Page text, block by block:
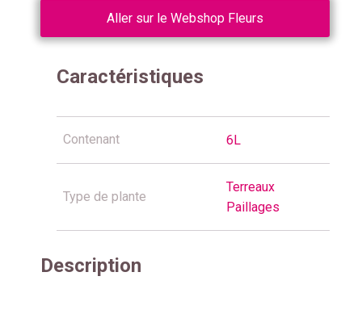
Aller sur le Webshop Fleurs
Caractéristiques
Contenant 6L
Type de plante
Terreaux
Paillages
Description